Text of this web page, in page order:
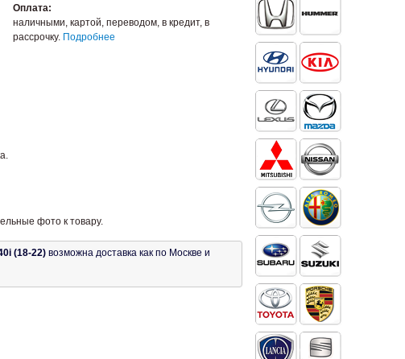
Оплата:
наличными, картой, переводом, в кредит, в
рассрочку. Подробнее
фото к товару.
(18-22) возможна доставка как по Москве и